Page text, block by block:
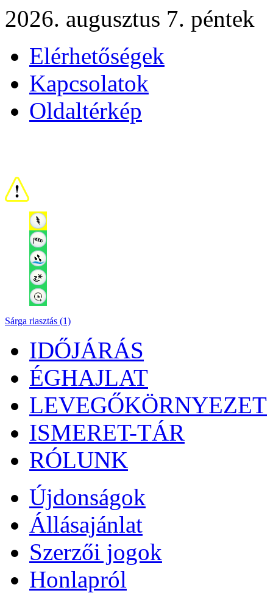
2026. augusztus 7. péntek
Elérhetőségek
Kapcsolatok
Oldaltérkép
Sárga riasztás (1)
IDŐJÁRÁS
ÉGHAJLAT
LEVEGŐKÖRNYEZET
ISMERET-TÁR
RÓLUNK
Újdonságok
Állásajánlat
Szerzői jogok
Honlapról